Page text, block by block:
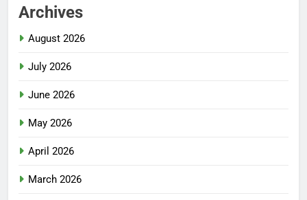
Archives
August 2026
July 2026
June 2026
May 2026
April 2026
March 2026